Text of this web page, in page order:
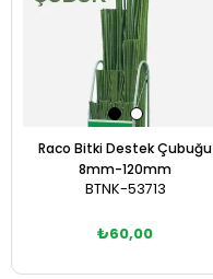
Raco Bitki Destek Çubuğu
8mm-120mm
BTNK-53713
₺60,00